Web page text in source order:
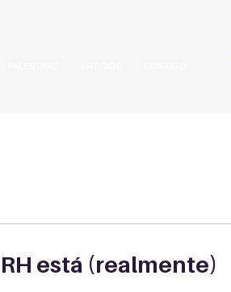
está (realmente)